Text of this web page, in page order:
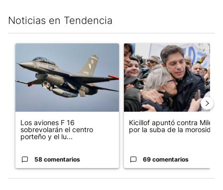
Noticias en Tendencia
Este listado muestra los artículos con más comentarios en los
Un artículo de tendencia con el título "Los aviones F 16
Los aviones F 16
sobrevolarán el centro
porteño y el lu...
58 comentarios
Un artículo de tendencia con
Kicillof apuntó contra Milei
por la suba de la morosida...
69 comentarios